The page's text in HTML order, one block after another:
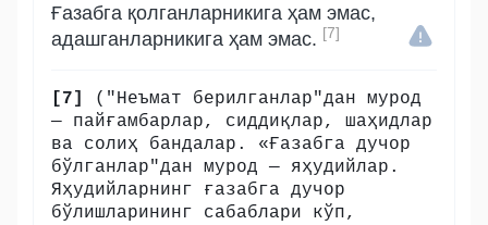
Ғазабга қолганларникига ҳам эмас,
адашганларникига ҳам эмас. [7]
[7]
("Неъмат берилганлар"дан мурод
— пайғамбарлар, сиддиқлар, шаҳидлар
ва солиҳ бандалар. «Ғазабга дучор
бўлганлар"дан мурод — яҳудийлар.
Яҳудийларнинг ғазабга дучор
бўлишларининг сабаблари кўп,